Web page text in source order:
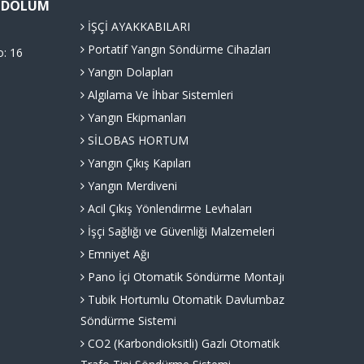
16
İŞÇİ AYAKKABILARI
Portatif Yangın Söndürme Cihazları
Yangın Dolapları
Algılama Ve İhbar Sistemleri
Yangın Ekipmanları
SİLOBAS HORTUM
Yangın Çıkış Kapıları
Yangın Merdiveni
Acil Çıkış Yönlendirme Levhaları
İşçi Sağlığı ve Güvenliği Malzemeleri
Emniyet Ağı
Pano İçi Otomatik Söndürme Montajı
Tubik Hortumlu Otomatik Davlumbaz
Söndürme Sistemi
CO2 (Karbondioksitli) Gazlı Otomatik